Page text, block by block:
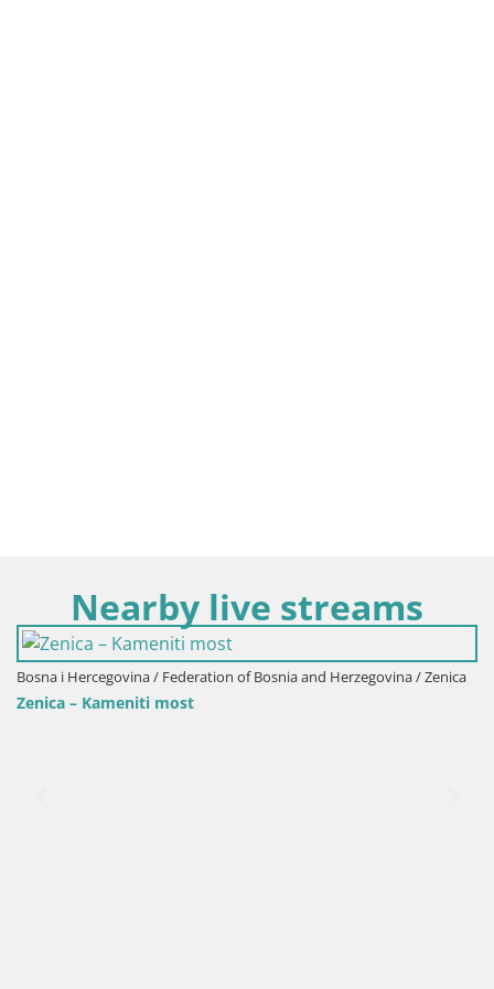
Nearby live streams
Bosna i Hercegovina / Federation of Bosnia and Herzegovina / Zenica
Zenica – Kameniti most